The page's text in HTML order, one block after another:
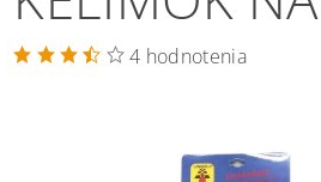
4 hodnotenia